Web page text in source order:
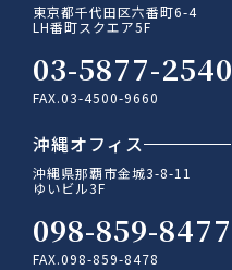
東京都千代田区六番町6-4
LH番町スクエア5F
03-5877-2540
FAX.03-4500-9660
沖縄オフィス
沖縄県那覇市金城3-8-11
ゆいビル3F
098-859-8477
FAX.098-859-8478